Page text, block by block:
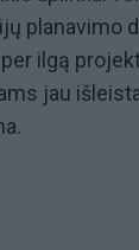
planavimo
ilgą
jau